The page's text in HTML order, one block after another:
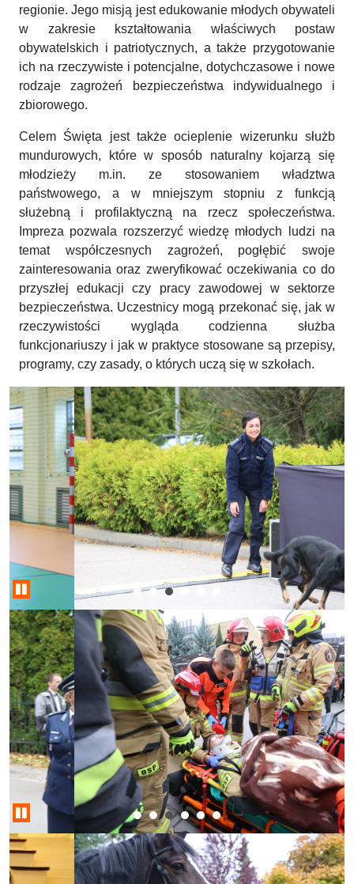
regionie. Jego misją jest edukowanie młodych obywateli
w zakresie kształtowania właściwych postaw
obywatelskich i patriotycznych, a także przygotowanie
ich na rzeczywiste i potencjalne, dotychczasowe i nowe
rodzaje zagrożeń bezpieczeństwa indywidualnego i
zbiorowego.
Celem Święta jest także ocieplenie wizerunku służb
mundurowych, które w sposób naturalny kojarzą się
młodzieży m.in. ze stosowaniem władztwa
państwowego, a w mniejszym stopniu z funkcją
służebną i profilaktyczną na rzecz społeczeństwa.
Impreza pozwala rozszerzyć wiedzę młodych ludzi na
temat współczesnych zagrożeń, pogłębić swoje
zainteresowania oraz zweryfikować oczekiwania co do
przyszłej edukacji czy pracy zawodowej w sektorze
bezpieczeństwa. Uczestnicy mogą przekonać się, jak w
rzeczywistości wygląda codzienna służba
funkcjonariuszy i jak w praktyce stosowane są przepisy,
programy, czy zasady, o których uczą się w szkołach.